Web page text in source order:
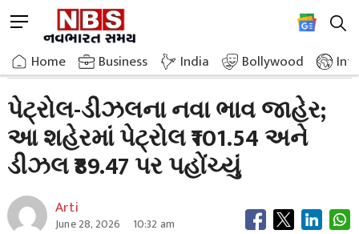
to
content
M
n
u
u
t
o
Home Business India Bollywood
Home»Breaking News»New Prices Of Petrol And Diesel Announced
પેટ્રોલ-ડીઝલના નવા ભાવ જાહેર;
આ શહેરમાં પેટ્રોલ ₹101.54 અને
ડીઝલ ₹89.47 પર પહોંચ્યું
Arti
June 28, 2026 10:32 am